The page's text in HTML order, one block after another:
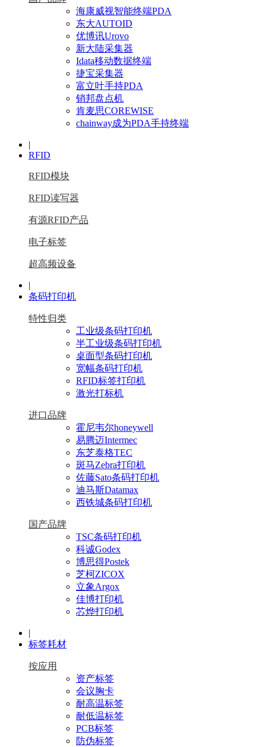
海康威视智能终端PDA
东大AUTOID
优博讯Urovo
新大陆采集器
Idata移动数据终端
捷宝采集器
富立叶手持PDA
销邦盘点机
肯麦思COREWISE
chainway成为PDA手持终端
|
RFID
RFID模块
RFID读写器
有源RFID产品
电子标签
超高频设备
|
条码打印机
特性归类
工业级条码打印机
半工业级条码打印机
桌面型条码打印机
宽幅条码打印机
RFID标签打印机
激光打标机
进口品牌
霍尼韦尔honeywell
易腾迈Intermec
东芝泰格TEC
斑马Zebra打印机
佐藤Sato条码打印机
迪马斯Datamax
西铁城条码打印机
国产品牌
TSC条码打印机
科诚Godex
博思得Postek
芝柯ZICOX
立象Argox
佳博打印机
芯烨打印机
|
标签耗材
按应用
资产标签
会议胸卡
耐高温标签
耐低温标签
PCB标签
防伪标签